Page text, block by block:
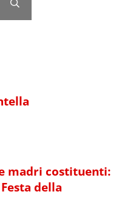
Submit search
madri costituenti:
della